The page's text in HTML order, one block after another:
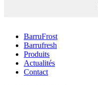
BarruFrost
Barrufresh
Produits
Actualités
Contact